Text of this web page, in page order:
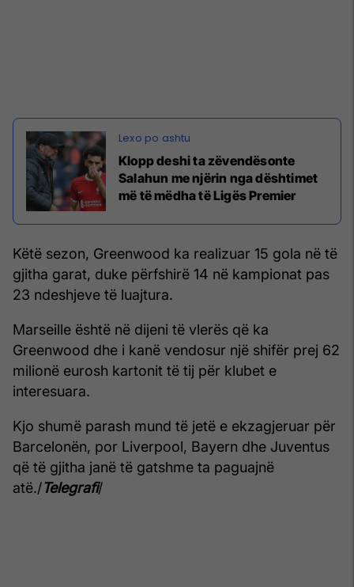
Klopp deshi ta zëvendësonte
Salahun me njërin nga dështimet
më të mëdha të Ligës Premier
Këtë sezon, Greenwood ka realizuar 15 gola në të
gjitha garat, duke përfshirë 14 në kampionat pas
23 ndeshjeve të luajtura.
Marseille është në dijeni të vlerës që ka
Greenwood dhe i kanë vendosur një shifër prej 62
milionë eurosh kartonit të tij për klubet e
interesuara.
Kjo shumë parash mund të jetë e ekzagjeruar për
Barcelonën, por Liverpool, Bayern dhe Juventus
që të gjitha janë të gatshme ta paguajnë
atë./Telegrafi/